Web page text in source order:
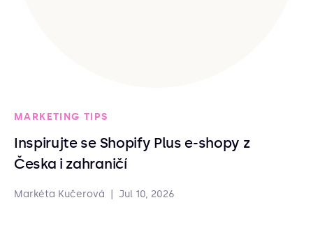
MARKETING TIPS
Inspirujte se Shopify Plus e-shopy z
Česka i zahraničí
Markéta Kučerová Jul 10, 2026